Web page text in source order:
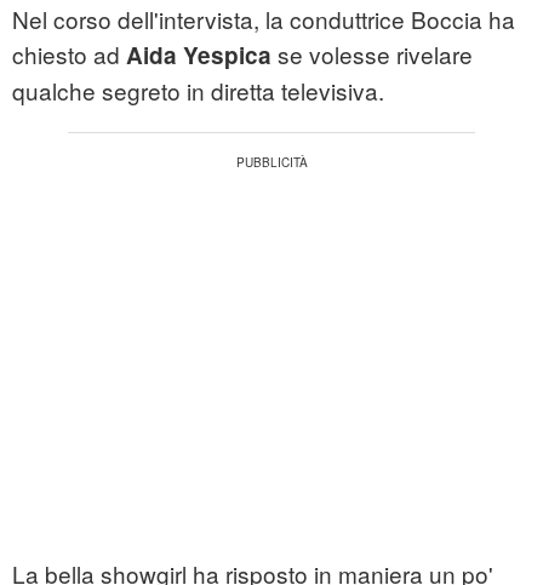
Nel corso dell'intervista, la conduttrice Boccia ha
chiesto ad Aida Yespica se volesse rivelare
qualche segreto in diretta televisiva.
La bella showgirl ha risposto in maniera un po'